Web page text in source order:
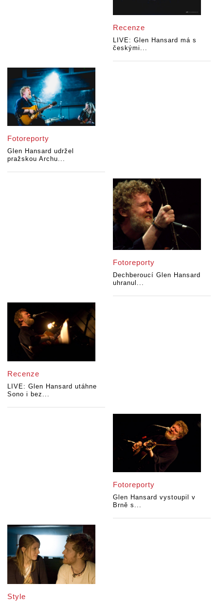
Recenze
LIVE: Glen Hansard má s
českými...
Fotoreporty
Glen Hansard udržel
pražskou Archu...
Fotoreporty
Dechberoucí Glen Hansard
uhranul...
Recenze
LIVE: Glen Hansard utáhne
Sono i bez...
Fotoreporty
Glen Hansard vystoupil v
Brně s...
Style